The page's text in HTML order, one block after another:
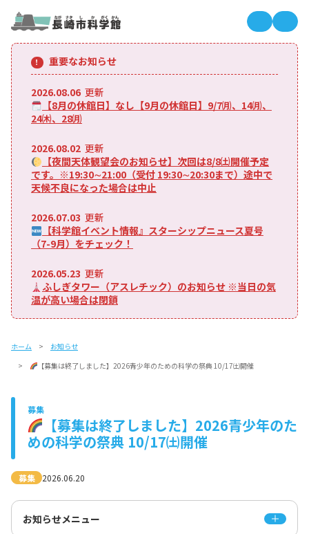
長崎市長
重要なお知らせ
2026.08.06 更新
【8月の休館日】なし【9月の休館日】9/7㈪、14㈪、
24㈭、28㈪
2026.08.02 更新
【夜間天体観望会のお知らせ】次回は8/8㈯開催予定
です。※19:30∼21:00（受付 19:30∼20:30まで）途中で
天候不良になった場合は中止
2026.07.03 更新
【科学館イベント情報』スターシップニュース夏号
（7-9月）をチェック！
2026.05.23 更新
ふしぎタワー（アスレチック）のお知らせ ※当日の気
温が高い場合は閉鎖
ホーム
お知らせ
【募集は終了しました】2026青少年のための科学の祭典 10/17㈯開催
募集
【募集は終了しました】2026青少年のた
めの科学の祭典 10/17㈯開催
募集 2026.06.20
お知らせメニュー